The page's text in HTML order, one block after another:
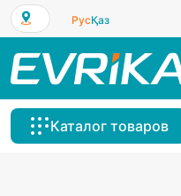
РусҚаз
Каталог товаров